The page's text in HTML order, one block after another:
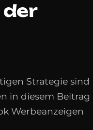
der
Strategie sind
in diesem Beitrag
Werbeanzeigen